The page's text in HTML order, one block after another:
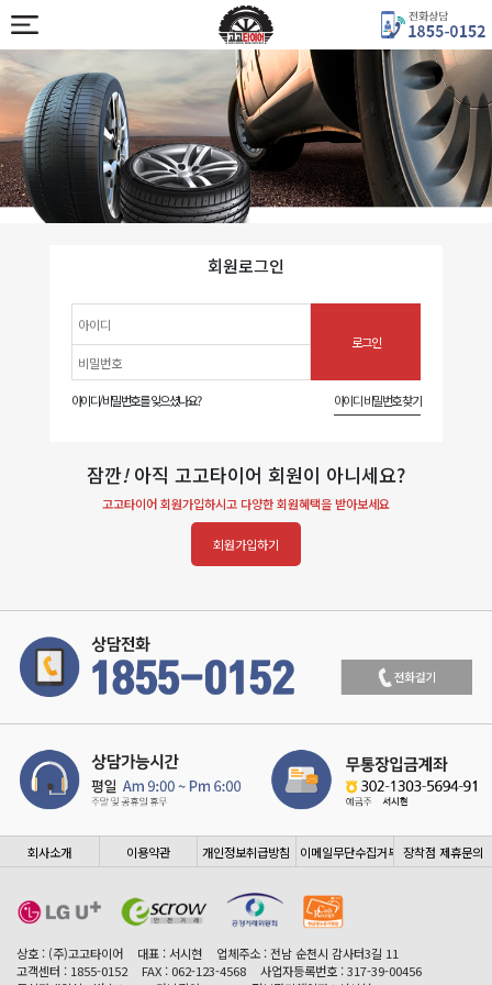
회원로그인
아이디/비밀번호를 잊으셨나요? 아이디 비밀번호 찾기
잠깐!아직 고고타이어 회원이 아니세요?
고고타이어 회원가입하시고 다양한 회원혜택을 받아보세요
회원가입하기
회사소개 이용약관 개인정보취급방침 이메일무단수집거부 장착점 제휴문의
상호 : (주)고고타이어 대표 : 서시현
업체주소 : 전남 순천시 감사터3길 11
고객센터 : 1855-0152
FAX : 062-123-4568
사업자등록번호 : 317-39-00456